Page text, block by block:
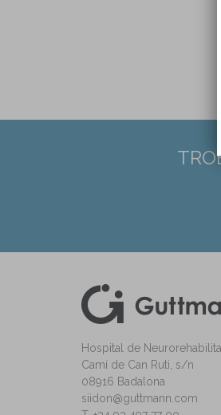
Hospital de
Camí de Can Ruti, s/n
08916 Badalona
siidon@guttmann.com